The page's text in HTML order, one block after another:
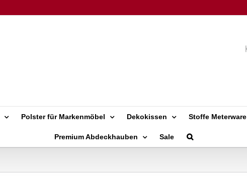
Polster für Markenmöbel Dekokissen Stoffe Meterware
Premium Abdeckhauben Sale